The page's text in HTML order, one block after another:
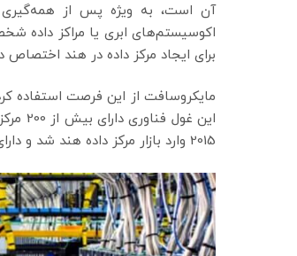
آن است، به ویژه پس از
اکوسیستم‌های ابری یا مراکز داده
برای ایجاد مرکز داده در هند اختصاص
مایکروسافت از این فرصت استفاده
این غول فناوری دارای بیش از 200 مرکز داده ابری از جمله مراکز داده زیر آب در 34 کشور جهان است.
2015 وارد بازار مرکز داده هند شد و دارای سه منطقه ابری عملیاتی در بمبئی، چنای و پونا است.